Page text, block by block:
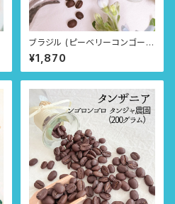
ブラジル (ピーベリーコンゴーニ
アス農園) 飲み方選べる3タイプ
¥1,870